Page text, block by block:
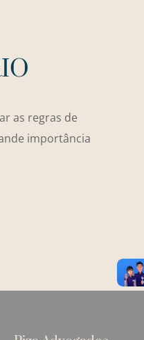
as regras de
importância